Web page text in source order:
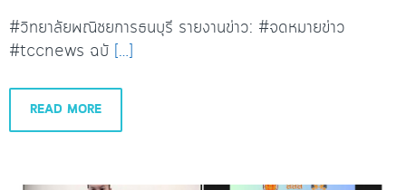
#วิทยาลัยพณิชยการธนบุรี รายงานข่าว: #จดหมายข่าว
#tccnews ฉบั […]
READ MORE